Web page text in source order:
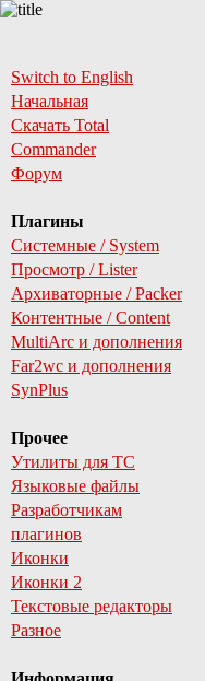
Switch to English
Начальная
Скачать Total
Commander
Форум
Плагины
Системные / System
Просмотр / Lister
Архиваторные / Packer
Контентные / Content
MultiArc и дополнения
Far2wc и дополнения
SynPlus
Прочее
Утилиты для TC
Языковые файлы
Разработчикам
плагинов
Иконки
Иконки 2
Текстовые редакторы
Разное